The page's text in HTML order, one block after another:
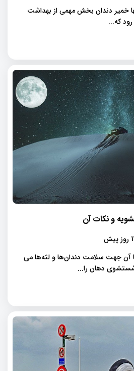
خمیر دندان بخش مهمی از بهداشت
که...
و نکات آن
آن جهت سلامت دندان‌ها و لثه‌ها می
شستشوی دهان را...